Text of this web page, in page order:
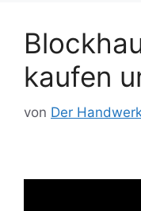
kaufen
von Der